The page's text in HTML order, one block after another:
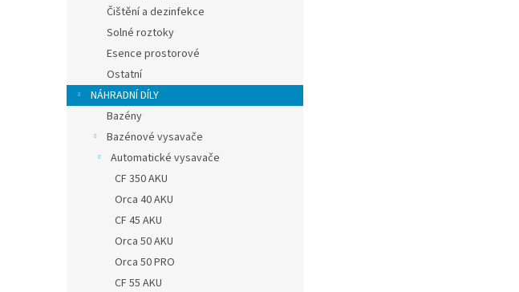
Čištění a dezinfekce
Solné roztoky
Esence prostorové
Ostatní
NÁHRADNÍ DÍLY
Bazény
Bazénové vysavače
Automatické vysavače
CF 350 AKU
Orca 40 AKU
CF 45 AKU
Orca 50 AKU
Orca 50 PRO
CF 55 AKU